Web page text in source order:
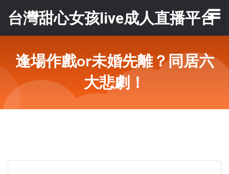
台灣甜心女孩live成人直播平台
逢場作戲or未婚先離？同居六
大悲劇！